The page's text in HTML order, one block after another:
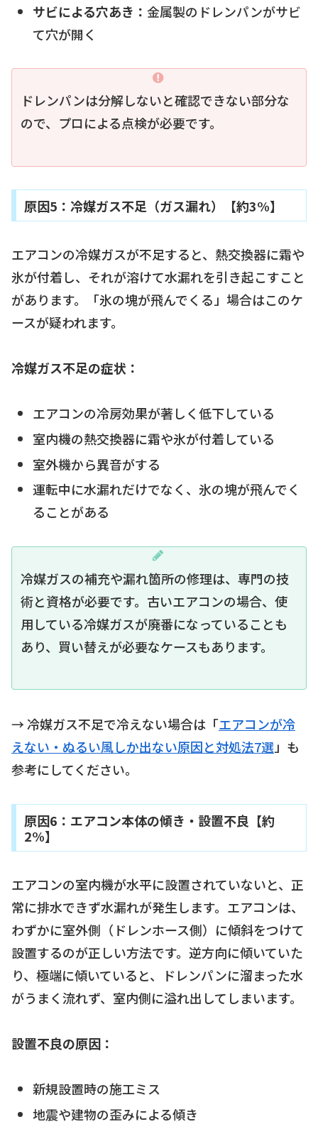
サビによる穴あき： 金属製のドレンパンがサビ
て穴が開く
ドレンパンは分解しないと確認できない部分な
ので、プロによる点検が必要です。
原因5：冷媒ガス不足（ガス漏れ）【約3%】
エアコンの冷媒ガスが不足すると、熱交換器に霜や
氷が付着し、それが溶けて水漏れを引き起こすこと
があります。「氷の塊が飛んでくる」場合はこのケ
ースが疑われます。
冷媒ガス不足の症状：
エアコンの冷房効果が著しく低下している
室内機の熱交換器に霜や氷が付着している
室外機から異音がする
運転中に水漏れだけでなく、氷の塊が飛んでく
ることがある
冷媒ガスの補充や漏れ箇所の修理は、専門の技
術と資格が必要です。古いエアコンの場合、使
用している冷媒ガスが廃番になっていることも
あり、買い替えが必要なケースもあります。
→ 冷媒ガス不足で冷えない場合は「エアコンが冷
えない・ぬるい風しか出ない原因と対処法7選」も
参考にしてください。
原因6：エアコン本体の傾き・設置不良【約
2%】
エアコンの室内機が水平に設置されていないと、正
常に排水できず水漏れが発生します。エアコンは、
わずかに室外側（ドレンホース側）に傾斜をつけて
設置するのが正しい方法です。逆方向に傾いていた
り、極端に傾いていると、ドレンパンに溜まった水
がうまく流れず、室内側に溢れ出してしまいます。
設置不良の原因：
新規設置時の施工ミス
地震や建物の歪みによる傾き